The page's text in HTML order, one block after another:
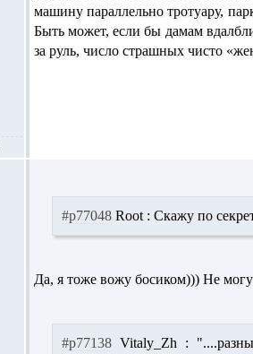
машину параллельно тротуару,
Быть может, если бы дамам
за руль, число страшных чисто
#p77048 Root : Скажу по
Да, я тоже вожу босиком))) Не
#p77138 Vitaly_Zh :